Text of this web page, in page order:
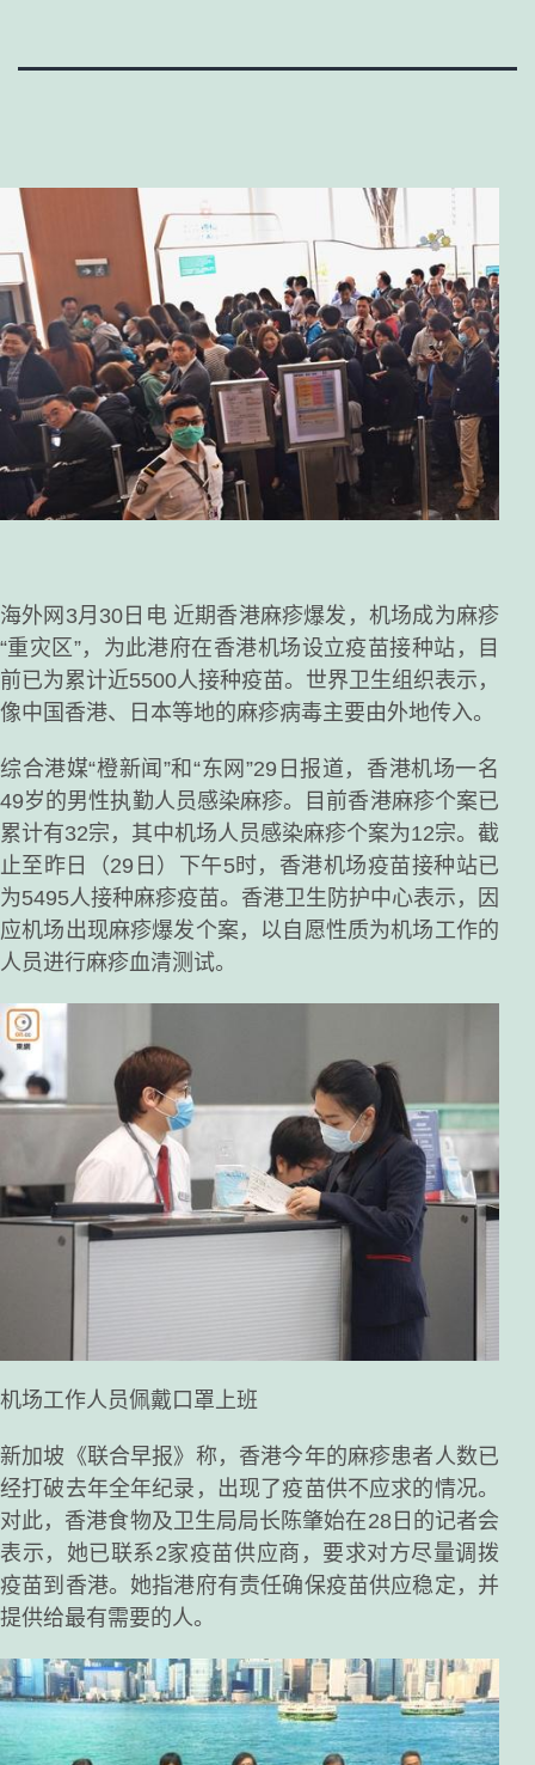
海外网3月30日电 近期香港麻疹爆发，机场成为麻疹
“重灾区”，为此港府在香港机场设立疫苗接种站，目
前已为累计近5500人接种疫苗。世界卫生组织表示，
像中国香港、日本等地的麻疹病毒主要由外地传入。
综合港媒“橙新闻”和“东网”29日报道，香港机场一名
49岁的男性执勤人员感染麻疹。目前香港麻疹个案已
累计有32宗，其中机场人员感染麻疹个案为12宗。截
止至昨日（29日）下午5时，香港机场疫苗接种站已
为5495人接种麻疹疫苗。香港卫生防护中心表示，因
应机场出现麻疹爆发个案，以自愿性质为机场工作的
人员进行麻疹血清测试。
机场工作人员佩戴口罩上班
新加坡《联合早报》称，香港今年的麻疹患者人数已
经打破去年全年纪录，出现了疫苗供不应求的情况。
对此，香港食物及卫生局局长陈肇始在28日的记者会
表示，她已联系2家疫苗供应商，要求对方尽量调拨
疫苗到香港。她指港府有责任确保疫苗供应稳定，并
提供给最有需要的人。